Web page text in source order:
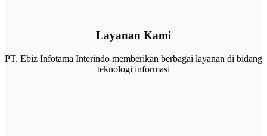
Layanan Kami
PT. Ebiz Infotama Interindo memberikan berbagai layanan di bidang
teknologi informasi